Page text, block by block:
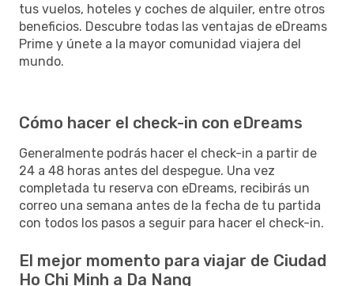
tus vuelos, hoteles y coches de alquiler, entre otros
beneficios. Descubre todas las ventajas de eDreams
Prime y únete a la mayor comunidad viajera del
mundo.
Cómo hacer el check-in con eDreams
Generalmente podrás hacer el check-in a partir de
24 a 48 horas antes del despegue. Una vez
completada tu reserva con eDreams, recibirás un
correo una semana antes de la fecha de tu partida
con todos los pasos a seguir para hacer el check-in.
El mejor momento para viajar de Ciudad
Ho Chi Minh a Da Nang